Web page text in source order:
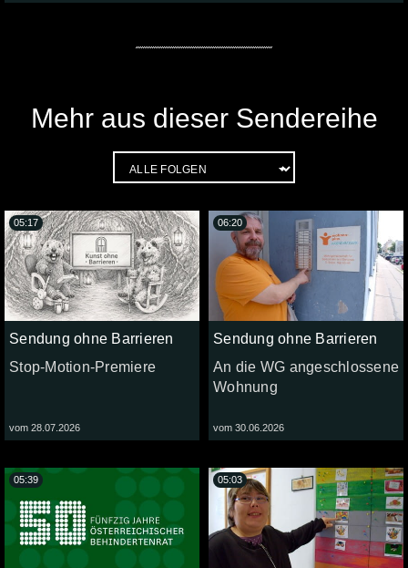
Mehr aus dieser Sendereihe
Sendung ohne Barrieren
Stop-Motion-Premiere
vom 28.07.2026
05:17
Sendung ohne Barrieren
An die WG angeschlossene
Wohnung
vom 30.06.2026
06:20
05:39 05:03